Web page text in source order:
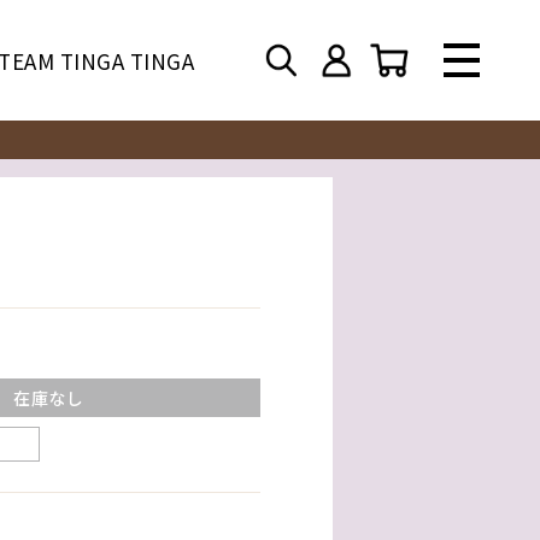
TINGA TINGA
在庫なし